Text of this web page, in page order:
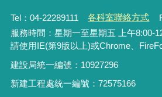
Tel：04-22289111 各科室聯絡方式
服務時間：星期一至星期五 上午8:00-
請使用IE(第9版以上)或Chrome、
建設局統一編號：10927296
新建工程處統一編號 ： 72575166